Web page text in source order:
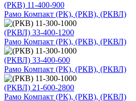
(РКВ) 11-400-900
Рамо Компакт (РК), (РКВ), (РКВЛ)
(РКВЛ) 33-400-1200
Рамо Компакт (РК), (РКВ), (РКВЛ)
(РКВЛ) 33-400-600
Рамо Компакт (РК), (РКВ), (РКВЛ)
(РКВЛ) 21-600-2800
Рамо Компакт (РК), (РКВ), (РКВЛ)